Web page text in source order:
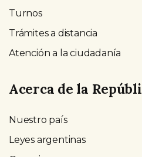
Turnos
Trámites a distancia
Atención a la ciudadanía
Acerca de la
Nuestro país
Leyes argentinas